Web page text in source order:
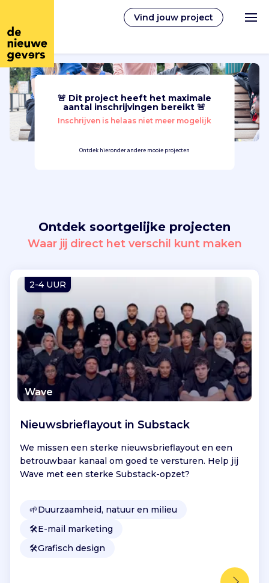
Vind jouw project
Nederlands
Vrijwilligerswerk
Vind jouw project
Inloggen
🚨 Dit project heeft het maximale
aantal inschrijvingen bereikt 🚨
Inschrijven is helaas niet meer mogelijk
Ontdek hieronder andere mooie projecten
Ontdek soortgelijke projecten
Waar jij direct het verschil kunt maken
2-4 UUR
Wave
Nieuwsbrieflayout in Substack
We missen een sterke nieuwsbrieflayout en een
betrouwbaar kanaal om goed te versturen. Help jij
Wave met een sterke Substack-opzet?
🌱Duurzaamheid, natuur en milieu
🛠️E-mail marketing
🛠️Grafisch design